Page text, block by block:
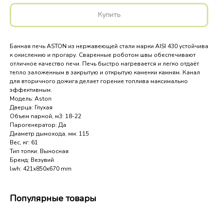
Купить
Банная печь ASTON из нержавеющей стали марки AISI 430 устойчива
к окислению и прогару. Сваренные роботом швы обеспечивают
отличное качество печи. Печь быстро нагревается и легко отдаёт
тепло заложенным в закрытую и открытую каменки камням. Канал
для вторичного дожига делает горение топлива максимально
эффективным.
Модель: Aston
Дверца: Глухая
Объем парной, м3: 18-22
Парогенератор: Да
Диаметр дымохода, мм: 115
Вес, кг: 61
Тип топки: Выносная
Бренд: Везувий
lwh: 421x850x670 mm
Популярные товары